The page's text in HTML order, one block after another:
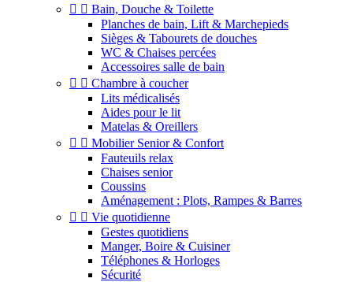
  Bain, Douche & Toilette
Planches de bain, Lift & Marchepieds
Sièges & Tabourets de douches
WC & Chaises percées
Accessoires salle de bain
  Chambre à coucher
Lits médicalisés
Aides pour le lit
Matelas & Oreillers
  Mobilier Senior & Confort
Fauteuils relax
Chaises senior
Coussins
Aménagement : Plots, Rampes & Barres
  Vie quotidienne
Gestes quotidiens
Manger, Boire & Cuisiner
Téléphones & Horloges
Sécurité